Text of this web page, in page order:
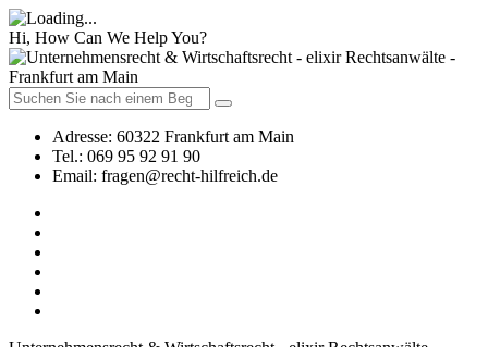
Hi, How Can We Help You?
Adresse: 60322 Frankfurt am Main
Tel.: 069 95 92 91 90
Email: fragen@recht-hilfreich.de